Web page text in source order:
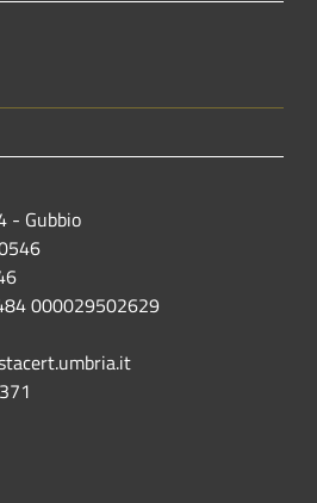
- Gubbio
000029502629